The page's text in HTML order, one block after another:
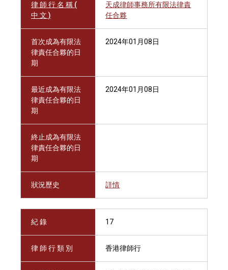
律 師 行 名 稱 (
中 文 )
天成律師事務所有限法律責
任合夥
首次成為有限法
律責任合夥的日
期
2024年01月08日
最近成為有限法
律責任合夥的日
期
2024年01月08日
終止成為有限法
律責任合夥的日
期
狀況歷史 詳情
紀 錄 17
律 師 行 類 別 香港律師行